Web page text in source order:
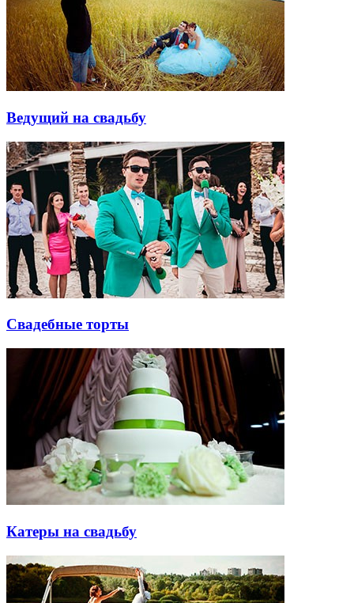
Ведущий на свадьбу
Свадебные торты
Катеры на свадьбу